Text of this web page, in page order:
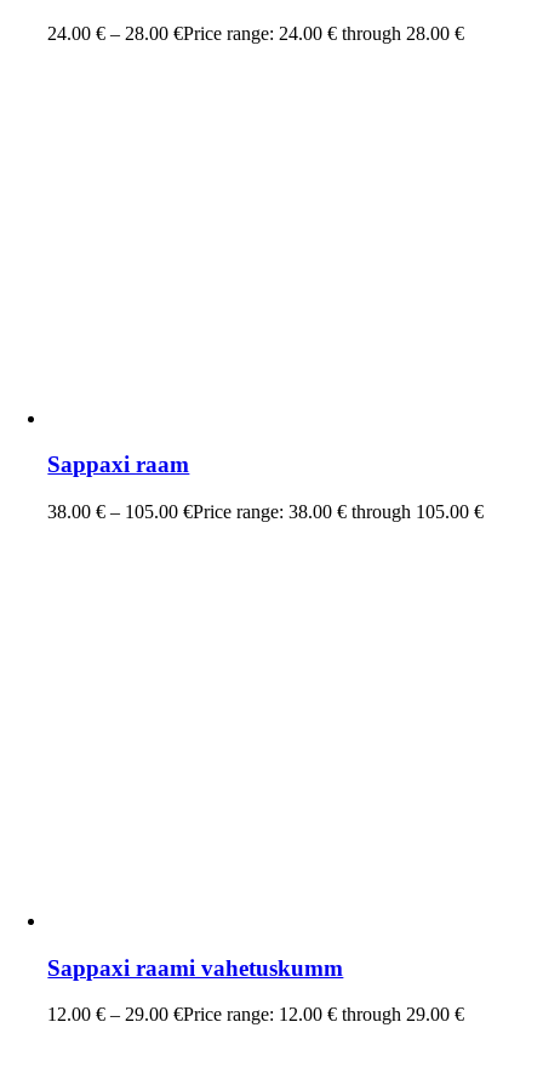
24.00€ – 28.00€Price range: 24.00 € through 28.00 €
Sappaxi raam
38.00€ – 105.00€Price range: 38.00 € through 105.00 €
Sappaxi raami vahetuskumm
12.00€ – 29.00€Price range: 12.00 € through 29.00 €